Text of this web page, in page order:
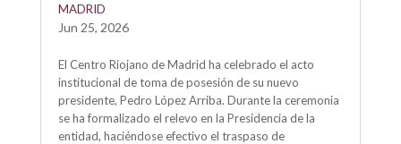
MADRID
Jun 25, 2026
El Centro Riojano de Madrid ha celebrado el acto
institucional de toma de posesión de su nuevo
presidente, Pedro López Arriba. Durante la ceremonia
se ha formalizado el relevo en la Presidencia de la
entidad, haciéndose efectivo el traspaso de